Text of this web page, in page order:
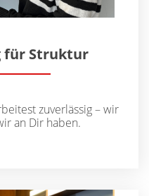
für Struktur
zuverlässig – wir
an Dir haben.